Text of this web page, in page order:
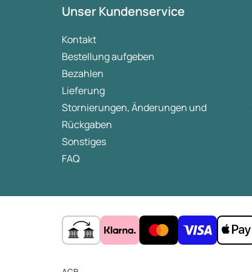
Unser Kundenservice
Kontakt
Bestellung aufgeben
Bezahlen
Lieferung
Stornierungen, Änderungen und
Rückgaben
Sonstiges
FAQ